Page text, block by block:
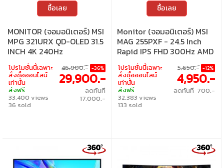
ซื้อเลย
MONITOR (จอมอนิเตอร์) MSI
MPG 321URX QD-OLED 31.5
INCH 4K 240Hz
โปรโมชั่นนี้เฉพาะ
สั่งซื้อออนไลน์
เท่านั้น
ส่งฟรี
33,400 views
36 sold
46,900.- -36%
29,900.-
ลดทันที
17,000.-
ซื้อเลย
Monitor (จอมอนิเตอร์) MSI
MAG 255PXF - 24.5 Inch
Rapid IPS FHD 300Hz AMD
FreeSync Premium
โปรโมชั่นนี้เฉพาะ
สั่งซื้อออนไลน์
เท่านั้น
ส่งฟรี
32,383 views
133 sold
5,650.- -12%
4,950.-
ลดทันที 700.-